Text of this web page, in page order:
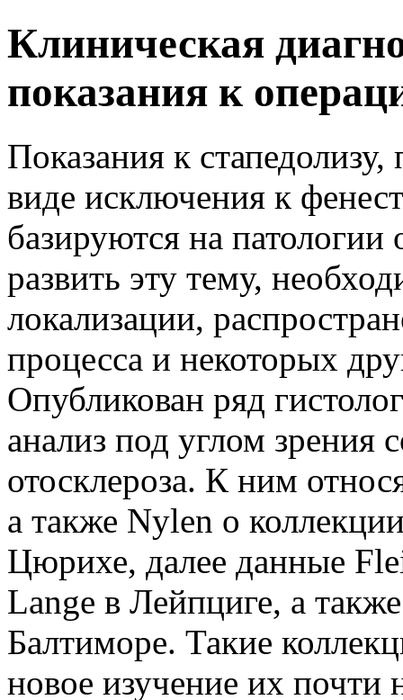
Клиническая
показания к
Показания к
виде исключения к
базируются на
развить эту тему,
локализации,
процесса и некоторых
Опубликован ряд
анализ под углом зрения
отосклероза. К ним
а также Nylen о
Цюрихе, далее данные
Lange в Лейпциге, а
Балтиморе. Такие
новое изучение их